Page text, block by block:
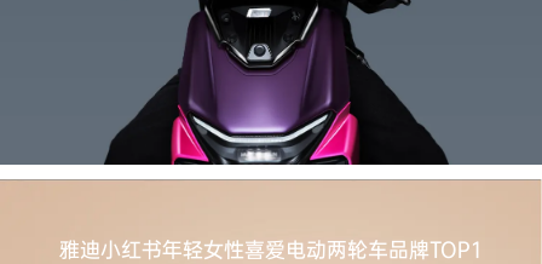
雅迪小红书年轻女性喜爱电动两轮车品牌TOP1